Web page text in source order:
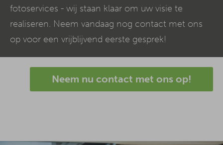
fotoservices - wij staan klaar om uw visie te
realiseren. Neem vandaag nog contact met ons
op voor een vrijblijvend eerste gesprek!
Neem nu contact met ons op!